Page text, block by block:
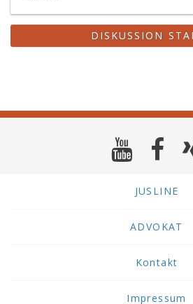
DISKUSSION
JUSLINE
ADVOKAT
Kontakt
Impressum